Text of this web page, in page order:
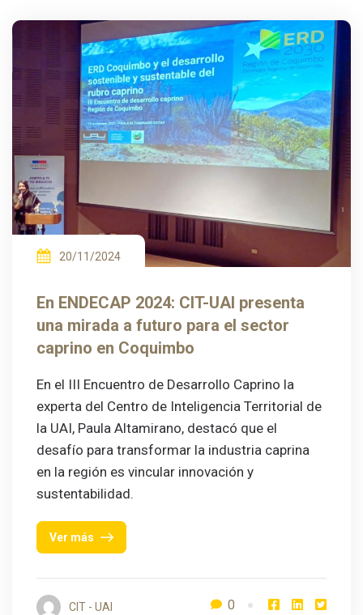
20/11/2024
En ENDECAP 2024: CIT-UAI presenta
una mirada a futuro para el sector
caprino en Coquimbo
En el III Encuentro de Desarrollo Caprino la
experta del Centro de Inteligencia Territorial de
la UAI, Paula Altamirano, destacó que el
desafío para transformar la industria caprina
en la región es vincular innovación y
sustentabilidad.
Ver más
CIT - UAI 0